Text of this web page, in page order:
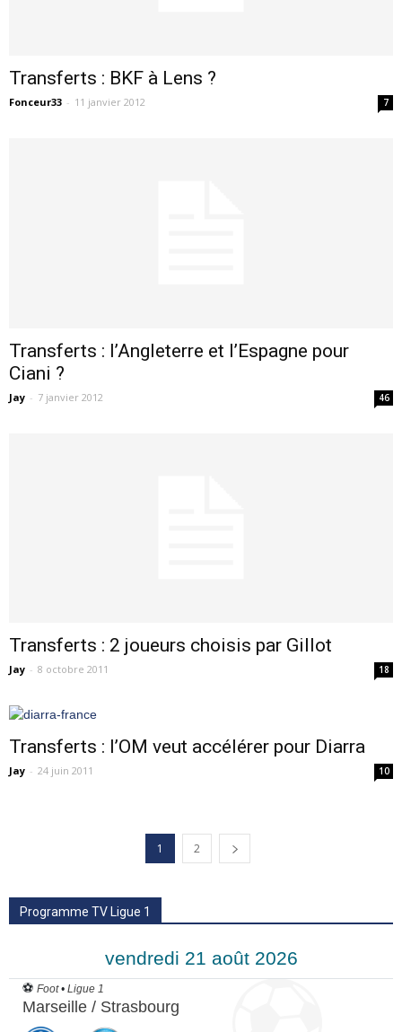
Transferts : BKF à Lens ?
Fonceur33 - 11 janvier 2012 7
Transferts : l’Angleterre et l’Espagne pour
Ciani ?
Jay - 7 janvier 2012 46
Transferts : 2 joueurs choisis par Gillot
Jay - 8 octobre 2011 18
Transferts : l’OM veut accélérer pour Diarra
Jay - 24 juin 2011 10
1 2
Programme TV Ligue 1